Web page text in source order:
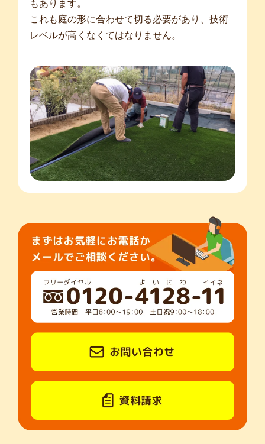
もあります。
これも庭の形に合わせて切る必要があり、技術
レベルが高くなくてはなりません。